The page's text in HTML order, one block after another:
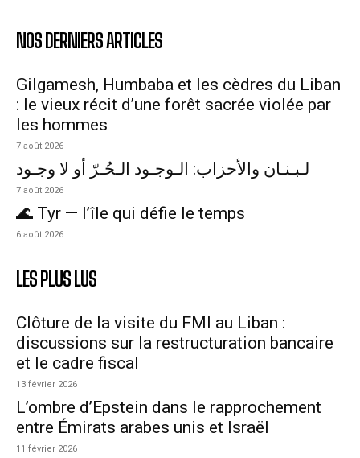
NOS DERNIERS ARTICLES
Gilgamesh, Humbaba et les cèdres du Liban
: le vieux récit d’une forêt sacrée violée par
les hommes
7 août 2026
لـبـنـان والأحزاب: الـوجـود الـحُـرّ أو لا وجـود
7 août 2026
🌊 Tyr — l’île qui défie le temps
6 août 2026
LES PLUS LUS
Clôture de la visite du FMI au Liban :
discussions sur la restructuration bancaire
et le cadre fiscal
13 février 2026
L’ombre d’Epstein dans le rapprochement
entre Émirats arabes unis et Israël
11 février 2026